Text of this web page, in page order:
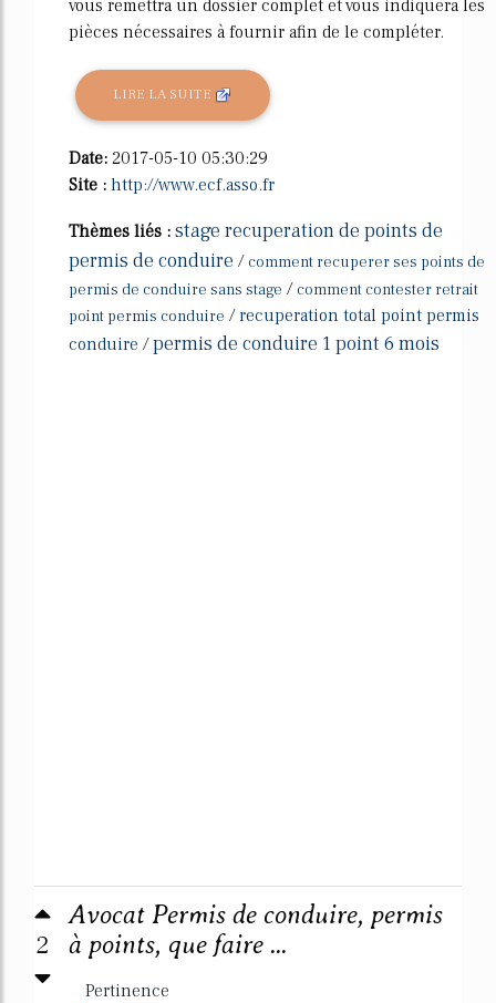
vous remettra un dossier complet et vous indiquera les
pièces nécessaires à fournir afin de le compléter.
LIRE LA SUITE
Date: 2017-05-10 05:30:29
Site : http://www.ecf.asso.fr
Thèmes liés : stage recuperation de points de
permis de conduire / comment recuperer ses points de
permis de conduire sans stage / comment contester retrait
point permis conduire /recuperation total point permis
conduire /permis de conduire 1 point 6 mois
2
Avocat Permis de conduire, permis
à points, que faire ...
Pertinence